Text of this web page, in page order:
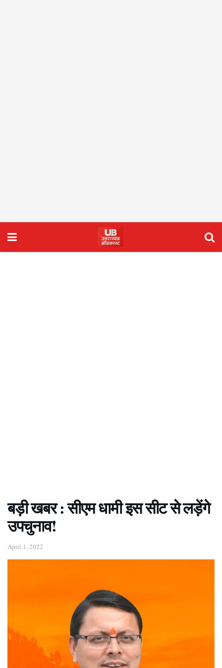
बड़ी खबर : सीएम धामी इस सीट से लड़ेंगे
उपचुनाव!
April 1, 2022